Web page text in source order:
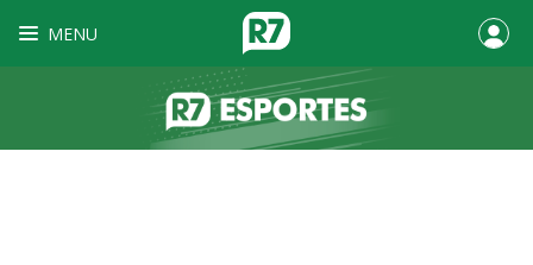
MENU